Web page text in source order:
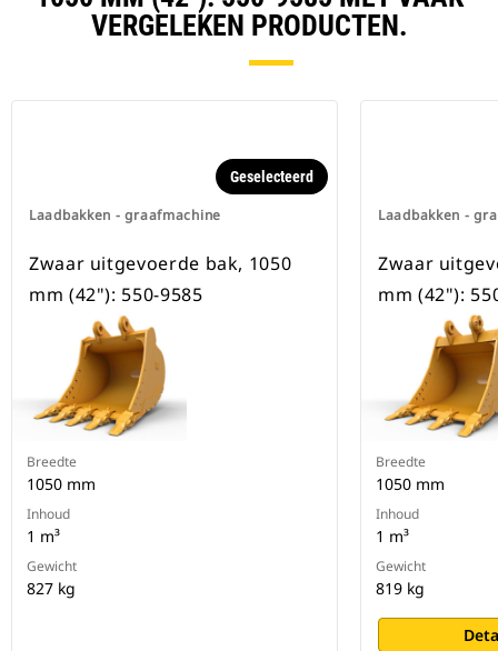
graafmachines op rupsbanden en
VERGELEKEN PRODUCTEN.
Laadbakken - graafmachine
Geselecteerd
Zwaar uitgevoerde bak, 1050
mm (42"): 550-9585
Breedte
1050 mm
Inhoud
1 m³
Gewicht
827 kg
Laadbakken -
Zwaar
mm (42"):
Breedte
1050 mm
Inhoud
1 m³
Gewicht
819 kg